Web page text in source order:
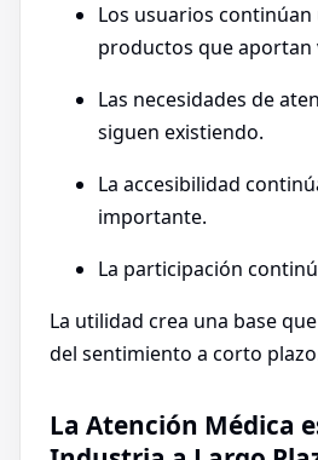
Los usuarios
productos que aportan
Las necesidades de
siguen existiendo.
La accesibilidad
importante.
La participación
La utilidad crea una base
del sentimiento a corto
La Atención Médica